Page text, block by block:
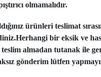
olmamalıdır.
ürünleri teslimat
bir eksik ve
almadan tutanak ile
gönderim lütfen